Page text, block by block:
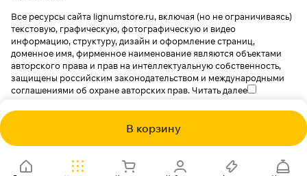
В корзину
Все ресурсы сайта lignumstore.ru, включая (но не ограничиваясь)
текстовую, графическую, фотографическую и видео
информацию, структуру, дизайн и оформление страниц,
доменное имя, фирменное наименование являются объектами
авторского права и прав на интеллектуальную собственность,
защищены российским законодательством и международными
соглашениями об охране авторских прав.Читать далее